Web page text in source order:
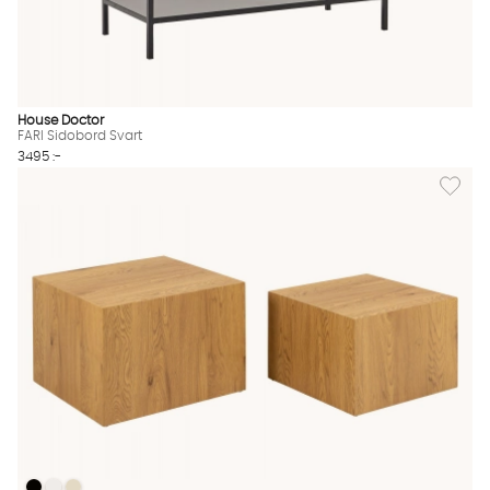
House Doctor
FARI Sidobord Svart
3495 :-
Lägg